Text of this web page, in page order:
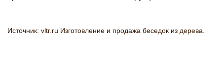
Источник: vltr.ru Изготовление и продажа беседок из дерева.